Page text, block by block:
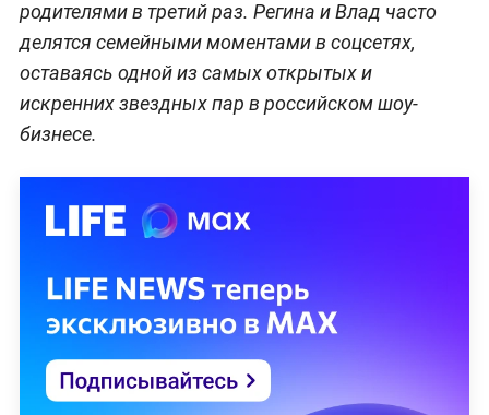
родителями в третий раз. Регина и Влад часто
делятся семейными моментами в соцсетях,
оставаясь одной из самых открытых и
искренних звездных пар в российском шоу-
бизнесе.